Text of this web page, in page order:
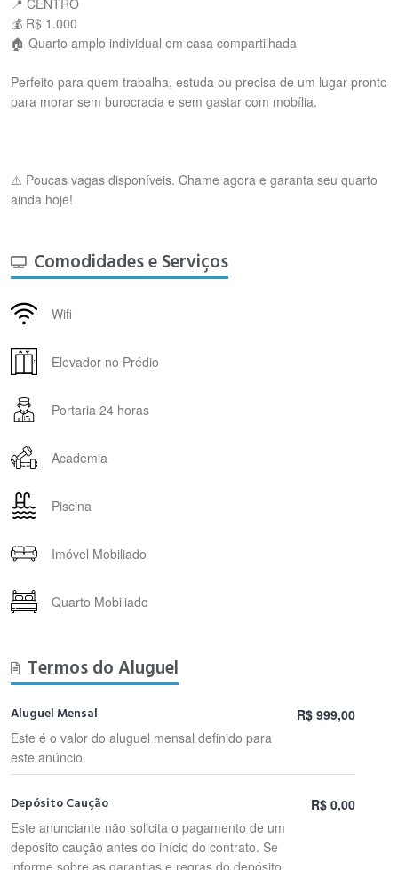
📍 CENTRO
💰 R$ 1.000
🏠 Quarto amplo individual em casa compartilhada
Perfeito para quem trabalha, estuda ou precisa de um lugar pronto
para morar sem burocracia e sem gastar com mobília.
⚠️ Poucas vagas disponíveis. Chame agora e garanta seu quarto
ainda hoje!
Comodidades e Serviços
Wifi
Elevador no Prédio
Portaria 24 horas
Academia
Piscina
Imóvel Mobiliado
Quarto Mobiliado
Termos do Aluguel
Aluguel Mensal
Este é o valor do aluguel mensal definido para
este anúncio.
R$ 999,00
Depósito Caução
Este anunciante não solicita o pagamento de um
depósito caução antes do início do contrato. Se
informe sobre as garantias e regras do depósito
R$ 0,00